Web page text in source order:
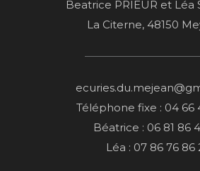
Beatrice PRIEUR et Léa
La Citerne, 48150
Téléphone fixe : 04 66
Béatrice : 06 81 86
Léa : 07 86 76 86